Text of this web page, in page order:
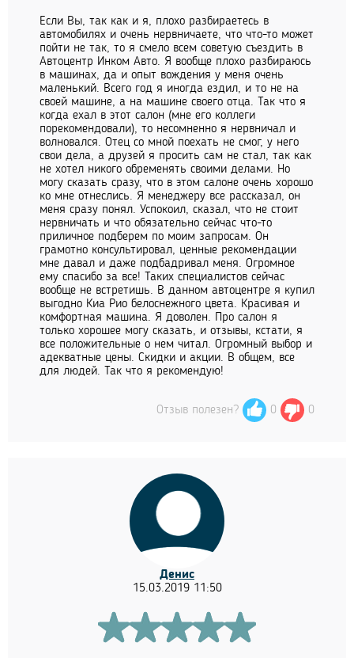
Если Вы, так как и я, плохо разбираетесь в
автомобилях и очень нервничаете, что что-то может
пойти не так, то я смело всем советую съездить в
Автоцентр Инком Авто. Я вообще плохо разбираюсь
в машинах, да и опыт вождения у меня очень
маленький. Всего год я иногда ездил, и то не на
своей машине, а на машине своего отца. Так что я
когда ехал в этот салон (мне его коллеги
порекомендовали), то несомненно я нервничал и
волновался. Отец со мной поехать не смог, у него
свои дела, а друзей я просить сам не стал, так как
не хотел никого обременять своими делами. Но
могу сказать сразу, что в этом салоне очень хорошо
ко мне отнеслись. Я менеджеру все рассказал, он
меня сразу понял. Успокоил, сказал, что не стоит
нервничать и что обязательно сейчас что-то
приличное подберем по моим запросам. Он
грамотно консультировал, ценные рекомендации
мне давал и даже подбадривал меня. Огромное
ему спасибо за все! Таких специалистов сейчас
вообще не встретишь. В данном автоцентре я купил
выгодно Киа Рио белоснежного цвета. Красивая и
комфортная машина. Я доволен. Про салон я
только хорошее могу сказать, и отзывы, кстати, я
все положительные о нем читал. Огромный выбор и
адекватные цены. Скидки и акции. В общем, все
для людей. Так что я рекомендую!
Отзыв полезен? 0 0
Денис
15.03.2019 11:50